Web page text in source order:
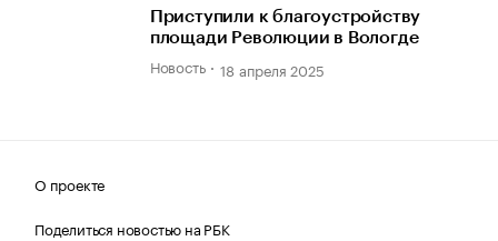
Приступили к благоустройству
площади Революции в Вологде
Новость 18 апреля 2025
О проекте
Поделиться новостью на РБК